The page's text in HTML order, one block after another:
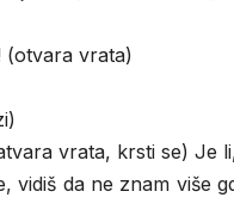
(otvara vrata)
vrata, krsti se) Je
vidiš da ne znam više